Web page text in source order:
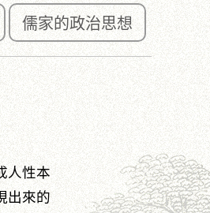
儒家的政治思想
人性本
出來的